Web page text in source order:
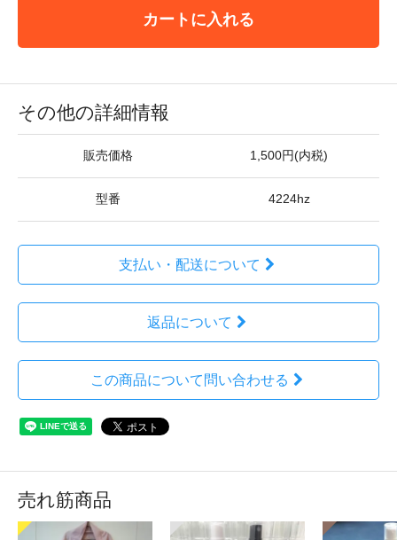
カートに入れる
その他の詳細情報
販売価格 1,500円(内税)
型番 4224hz
支払い・配送について
返品について
この商品について問い合わせる
売れ筋商品